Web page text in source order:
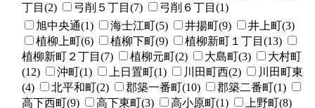
丁目(2)
弓削５丁目(7)
弓削６丁目(1)
旭中央通(1)
海士江町(5) 井揚町(9)
井上町(3)
植柳上町(6)
植柳下町(9)
植柳新町１丁目(13)
植柳新町２丁目(7)
植柳元町(2) 大島町(3)
大村町
(12)
沖町(1) 上日置町(1) 川田町西(2)
川田町東
(4)
北平和町(2) 郡築一番町(10)
郡築二番町(1)
高下西町(9)
高下東町(3) 高小原町(1) 上野町(8)